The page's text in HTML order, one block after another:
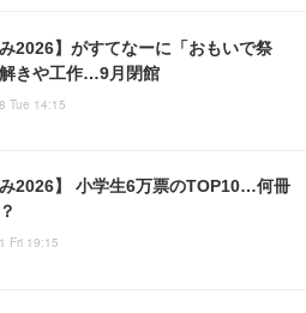
み2026】がすてなーに「おもいで祭
きや工作…9月閉館
Tue 14:15
み2026】 小学生6万票のTOP10…何冊
Fri 19:15